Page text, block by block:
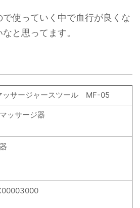
使っていく中で血行が良くな
と思ってます。
ッサージャースツール MF-05
ッサージ器